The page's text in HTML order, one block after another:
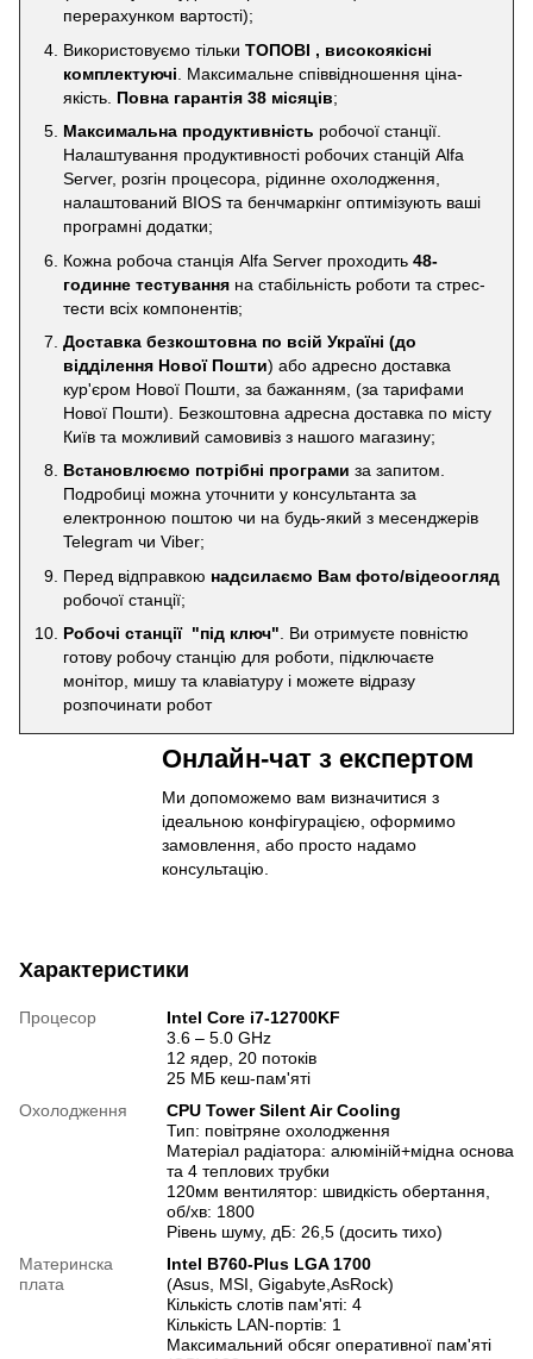
перерахунком вартості);
Використовуємо тільки ТОПОВІ , високоякісні
комплектуючі . Максимальне співвідношення ціна-
якість. Повна гарантія 38 місяців;
Максимальна продуктивність робочої станції.
Налаштування продуктивності робочих станцій Alfa
Server, розгін процесора, рідинне охолодження,
налаштований BIOS та бенчмаркінг оптимізують ваші
програмні додатки;
Кожна робоча станція Alfa Server проходить 48-
годинне тестування на стабільність роботи та стрес-
тести всіх компонентів;
Доставка безкоштовна по всій Україні (до
відділення Нової Пошти) або адресно доставка
кур'єром Нової Пошти, за бажанням, (за тарифами
Нової Пошти). Безкоштовна адресна доставка по місту
Київ та можливий самовивіз з нашого магазину;
Встановлюємо потрібні програми за запитом.
Подробиці можна уточнити у консультанта за
електронною поштою чи на будь-який з месенджерів
Telegram чи Viber;
Перед відправкою надсилаємо Вам фото/відеоогляд
робочої станції;
Робочі станції "під ключ" . Ви отримуєте повністю
готову робочу станцію для роботи, підключаєте
монітор, мишу та клавіатуру і можете відразу
розпочинати робот
Онлайн-чат з експертом
Ми допоможемо вам визначитися з
ідеальною конфігурацією, оформимо
замовлення, або просто надамо
консультацію.
Характеристики
Процесор
Intel Core i7-12700KF
3.6 – 5.0 GHz
12 ядер, 20 потоків
25 МБ кеш-пам'яті
Охолодження
CPU Tower Silent Air Cooling
Тип: повітряне охолодження
Матеріал радіатора: алюміній+мідна основа
та 4 теплових трубки
120мм вентилятор: швидкість обертання,
об/хв: 1800
Рівень шуму, дБ: 26,5 (досить тихо)
Материнска
плата
Intel B760-Plus LGA 1700
(Asus, MSI, Gigabyte,AsRock)
Кількість слотів пам'яті: 4
Кількість LAN-портів: 1
Максимальний обсяг оперативної пам'яті